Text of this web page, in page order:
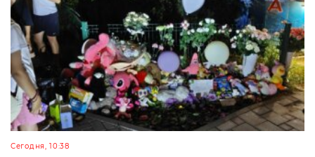
Сегодня, 10:38